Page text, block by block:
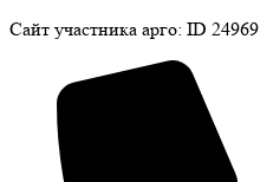
Сайт участника арго: ID 24969